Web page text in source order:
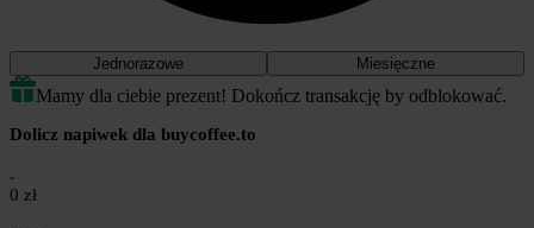
Jednorazowe Miesięczne
Mamy dla ciebie prezent! Dokończ transakcję by odblokować.
Dolicz napiwek dla buycoffee.to
0 zł